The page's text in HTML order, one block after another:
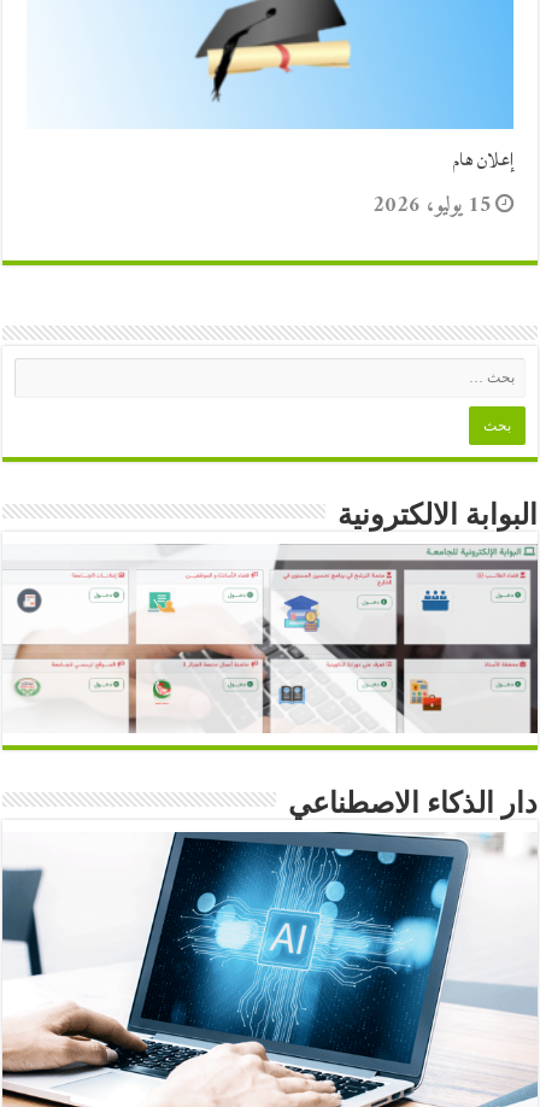
إعلان هام
15 يوليو، 2026
البوابة الالكترونية
دار الذكاء الاصطناعي